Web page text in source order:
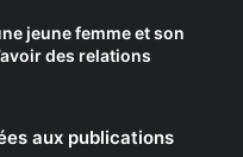
jeune femme et son
des relations
aux publications